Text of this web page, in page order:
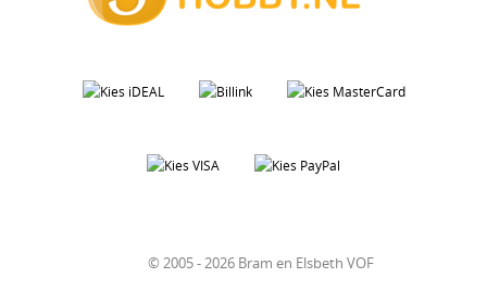
© 2005 - 2026 Bram en Elsbeth VOF